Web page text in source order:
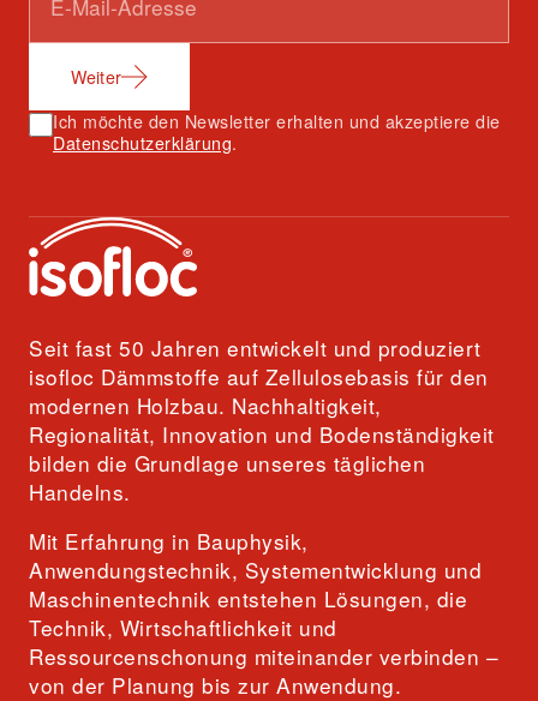
Weiter
Ich möchte den Newsletter erhalten und akzeptiere die
Datenschutzerklärung.
Seit fast 50 Jahren entwickelt und produziert
isofloc Dämmstoffe auf Zellulosebasis für den
modernen Holzbau. Nachhaltigkeit,
Regionalität, Innovation und Bodenständigkeit
bilden die Grundlage unseres täglichen
Handelns.
Mit Erfahrung in Bauphysik,
Anwendungstechnik, Systementwicklung und
Maschinentechnik entstehen Lösungen, die
Technik, Wirtschaftlichkeit und
Ressourcenschonung miteinander verbinden –
von der Planung bis zur Anwendung.